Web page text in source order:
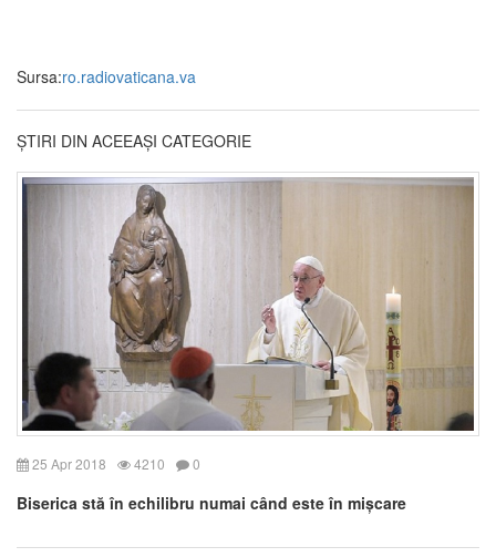
Sursa:ro.radiovaticana.va
ȘTIRI DIN ACEEAȘI CATEGORIE
25 Apr 2018 4210 0
Biserica stă în echilibru numai când este în mișcare